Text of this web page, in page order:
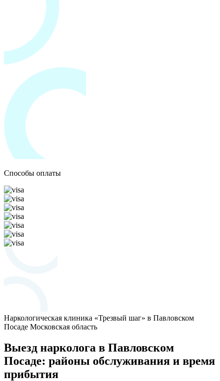
Способы оплаты
Наркологическая клиника «Трезвый шаг» в Павловском
Посаде Московская область
Выезд нарколога в Павловском
Посаде: районы обслуживания и время
прибытия